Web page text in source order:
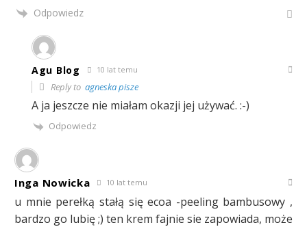
Odpowiedz
Agu Blog 10 lat temu
Reply to agneska pisze
A ja jeszcze nie miałam okazji jej używać. :-)
Odpowiedz
Inga Nowicka 10 lat temu
u mnie perełką stałą się ecoa -peeling bambusowy ,
bardzo go lubię ;) ten krem fajnie sie zapowiada, może